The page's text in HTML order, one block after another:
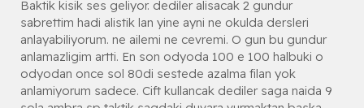
Baktik kisik ses geliyor. dediler alisacak 2 gundur
sabrettim hadi alistik lan yine ayni ne okulda dersleri
anlayabiliyorum. ne ailemi ne cevremi. O gun bu gundur
anlamazligim artti. En son odyoda 100 e 100 halbuki o
odyodan once sol 80di sestede azalma filan yok
anlamiyorum sadece. Cift kullancak dediler saga naida 9